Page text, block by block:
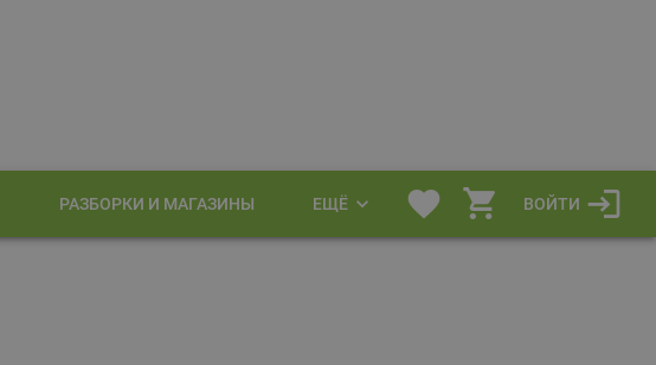
РАЗБОРКИ И МАГАЗИНЫ ЕЩЁ ВОЙТИ